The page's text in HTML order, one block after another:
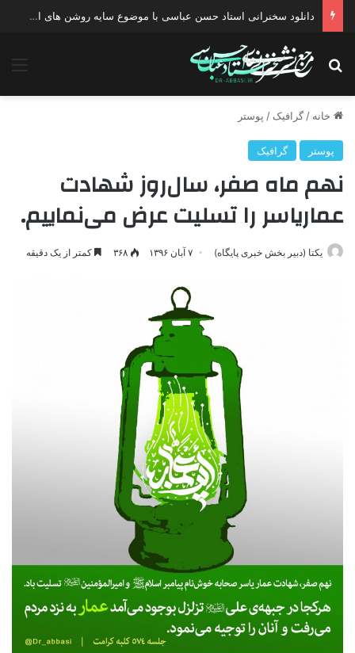
دانلود سخنرانی استاد حسن عباسی با موضوع چهار انتخاب ۱۴۰۰
جستجو برای
خانه / گرافیک / پوستر
پوستر گرافیک
نهم ماه صفر، سال‌روز شهادت
عماریاسر را تسلیت عرض می‌نماییم.
یکتا (دبیر بخش خبری پایگاه) ۷ آبان ۱۳۹۶ ۳۶۸ کمتر از یک دقیقه